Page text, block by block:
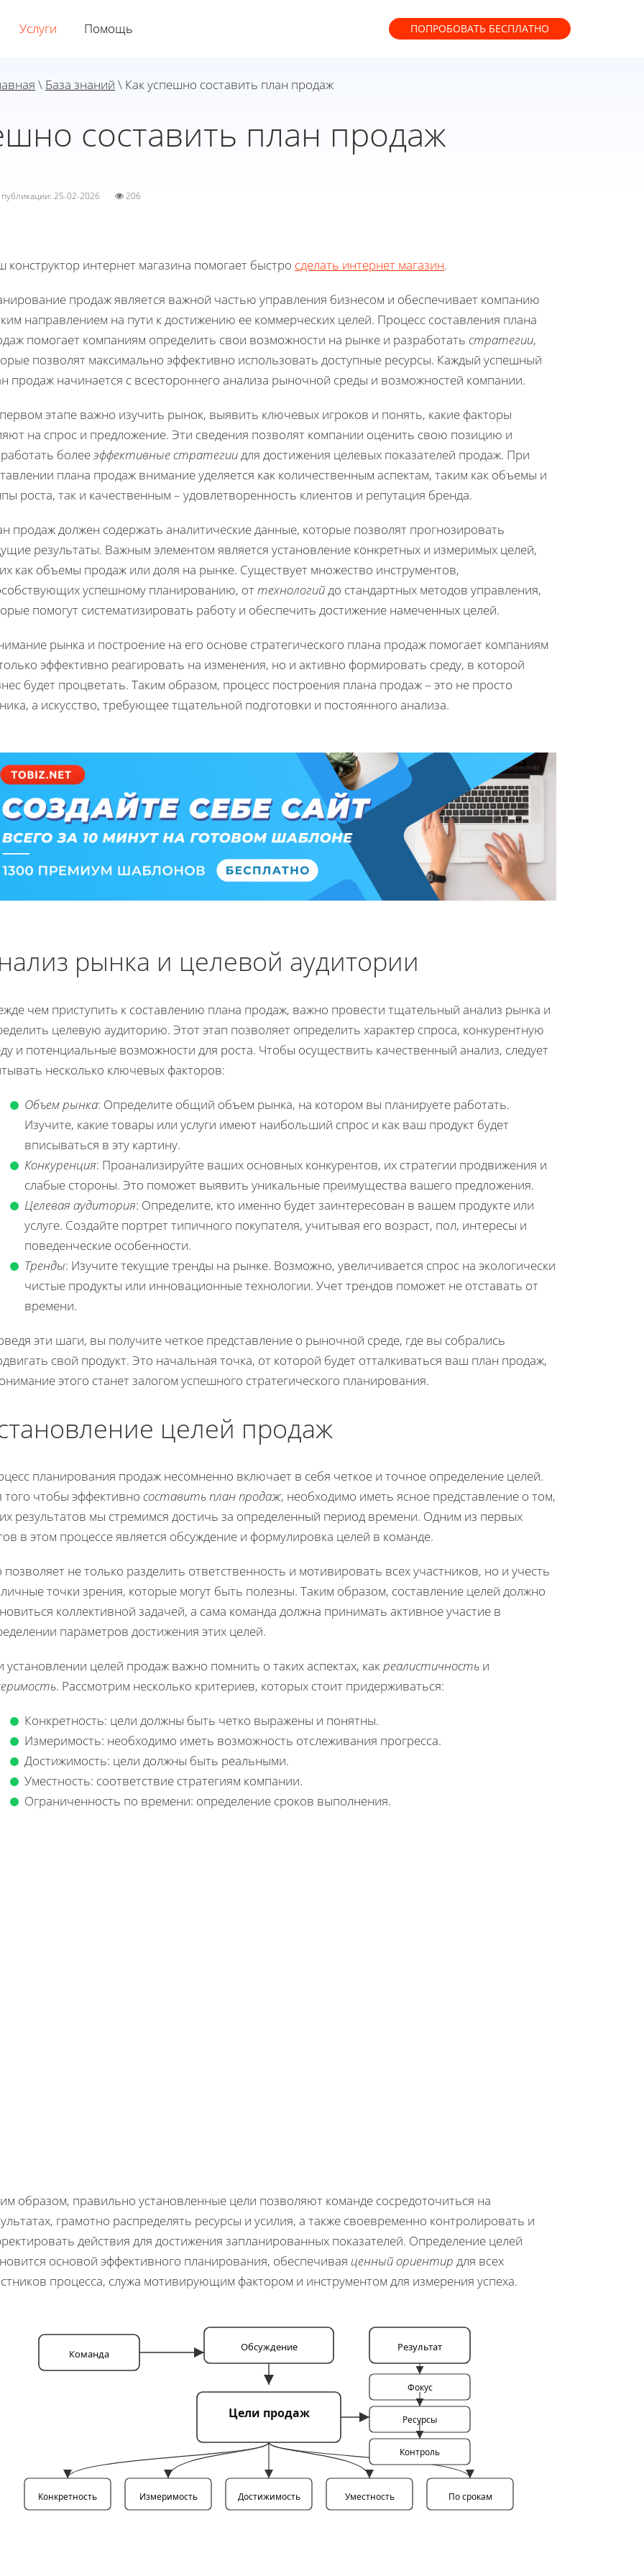
Услуги Помощь ПОПРОБОВАТЬ БЕСПЛАТНО
\ База знаний \ Как успешно составить план продаж
составить план продаж
публикации: 25-02-2026 206
конструктор интернет магазина помогает быстро сделать интернет магазин.
продаж является важной частью управления бизнесом и обеспечивает компанию
направлением на пути к достижению ее коммерческих целей. Процесс составления плана
помогает компаниям определить свои возможности на рынке и разработать стратегии,
позволят максимально эффективно использовать доступные ресурсы. Каждый успешный
продаж начинается с всестороннего анализа рыночной среды и возможностей компании.
этапе важно изучить рынок, выявить ключевых игроков и понять, какие факторы
на спрос и предложение. Эти сведения позволят компании оценить свою позицию и
болееэффективные стратегиидля достижения целевых показателей продаж. При
плана продаж внимание уделяется как количественным аспектам, таким как объемы и
роста, так и качественным – удовлетворенность клиентов и репутация бренда.
продаж должен содержать аналитические данные, которые позволят прогнозировать
результаты. Важным элементом является установление конкретных и измеримых целей,
как объемы продаж или доля на рынке. Существует множество инструментов,
успешному планированию, оттехнологийдо стандартных методов управления,
помогут систематизировать работу и обеспечить достижение намеченных целей.
рынка и построение на его основе стратегического плана продаж помогает компаниям
эффективно реагировать на изменения, но и активно формировать среду, в которой
будет процветать. Таким образом, процесс построения плана продаж – это не просто
а искусство, требующее тщательной подготовки и постоянного анализа.
рынка и целевой аудитории
чем приступить к составлению плана продаж, важно провести тщательный анализ рынка и
целевую аудиторию. Этот этап позволяет определить характер спроса, конкурентную
и потенциальные возможности для роста. Чтобы осуществить качественный анализ, следует
несколько ключевых факторов:
Объем рынка: Определите общий объем рынка, на котором вы планируете работать.
Изучите, какие товары или услуги имеют наибольший спрос и как ваш продукт будет
вписываться в эту картину.
Конкуренция: Проанализируйте ваших основных конкурентов, их стратегии продвижения и
слабые стороны. Это поможет выявить уникальные преимущества вашего предложения.
Целевая аудитория: Определите, кто именно будет заинтересован в вашем продукте или
услуге. Создайте портрет типичного покупателя, учитывая его возраст, пол, интересы и
поведенческие особенности.
Тренды: Изучите текущие тренды на рынке. Возможно, увеличивается спрос на экологически
чистые продукты или инновационные технологии. Учет трендов поможет не отставать от
времени.
эти шаги, вы получите четкое представление о рыночной среде, где вы собрались
свой продукт. Это начальная точка, от которой будет отталкиваться ваш план продаж,
этого станет залогом успешного стратегического планирования.
целей продаж
планирования продаж несомненно включает в себя четкое и точное определение целей.
того чтобы эффективно составить план продаж, необходимо иметь ясное представление о том,
результатов мы стремимся достичь за определенный период времени. Одним из первых
в этом процессе является обсуждение и формулировка целей в команде.
позволяет не только разделить ответственность и мотивировать всех участников, но и учесть
точки зрения, которые могут быть полезны. Таким образом, составление целей должно
коллективной задачей, а сама команда должна принимать активное участие в
параметров достижения этих целей.
установлении целей продаж важно помнить о таких аспектах, какреалистичность и
. Рассмотрим несколько критериев, которых стоит придерживаться:
Конкретность: цели должны быть четко выражены и понятны.
Измеримость: необходимо иметь возможность отслеживания прогресса.
Достижимость: цели должны быть реальными.
Уместность: соответствие стратегиям компании.
Ограниченность по времени: определение сроков выполнения.
образом, правильно установленные цели позволяют команде сосредоточиться на
грамотно распределять ресурсы и усилия, а также своевременно контролировать и
действия для достижения запланированных показателей. Определение целей
основой эффективного планирования, обеспечивая ценный ориентир для всех
процесса, служа мотивирующим фактором и инструментом для измерения успеха.
Команда
Обсуждение
Цели продаж
Конкретность Измеримость Достижимость Уместность По срокам
Результат
Фокус
Ресурсы
Контроль